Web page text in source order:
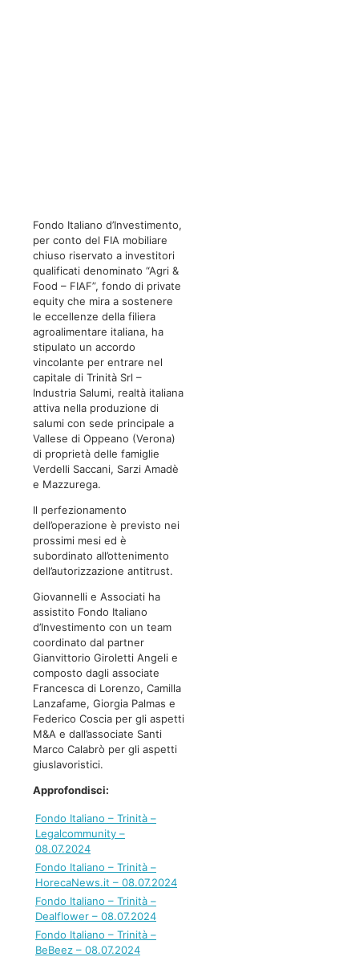
Fondo Italiano d’Investimento,
per conto del FIA mobiliare
chiuso riservato a investitori
qualificati denominato “Agri &
Food – FIAF”, fondo di private
equity che mira a sostenere
le eccellenze della filiera
agroalimentare italiana, ha
stipulato un accordo
vincolante per entrare nel
capitale di Trinità Srl –
Industria Salumi, realtà italiana
attiva nella produzione di
salumi con sede principale a
Vallese di Oppeano (Verona)
di proprietà delle famiglie
Verdelli Saccani, Sarzi Amadè
e Mazzurega.
Il perfezionamento
dell’operazione è previsto nei
prossimi mesi ed è
subordinato all’ottenimento
dell’autorizzazione antitrust.
Giovannelli e Associati ha
assistito Fondo Italiano
d’Investimento con un team
coordinato dal partner
Gianvittorio Giroletti Angeli e
composto dagli associate
Francesca di Lorenzo, Camilla
Lanzafame, Giorgia Palmas e
Federico Coscia per gli aspetti
M&A e dall’associate Santi
Marco Calabrò per gli aspetti
giuslavoristici.
Approfondisci:
Fondo Italiano – Trinità –
Legalcommunity –
08.07.2024
Fondo Italiano – Trinità –
HorecaNews.it – 08.07.2024
Fondo Italiano – Trinità –
Dealflower – 08.07.2024
Fondo Italiano – Trinità –
BeBeez – 08.07.2024